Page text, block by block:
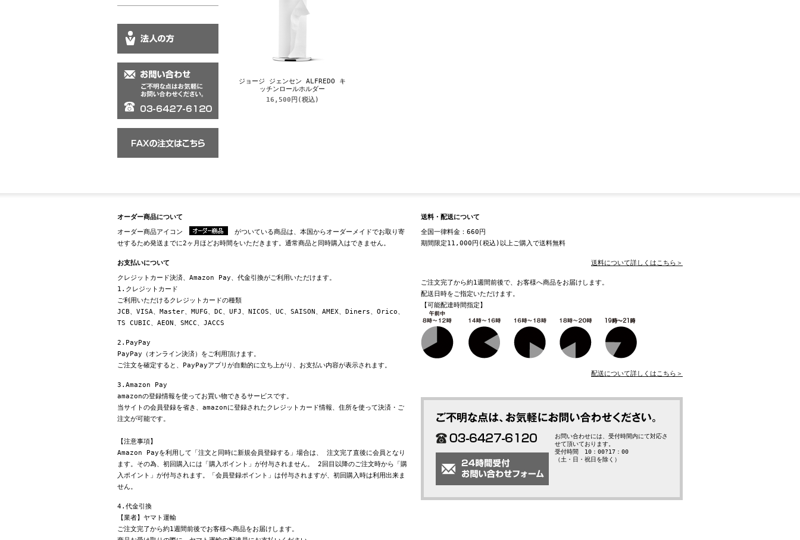
ジョージ ジェンセン ALFREDO キ
ッチンロールホルダー
16,500円 (税込)
オーダー商品について
オーダー商品アイコン
がついている商品は、本国からオーダーメイドでお取り寄
せするため発送までに2ヶ月ほどお時間をいただきます。通常商品と同時購入はできません。
お支払いについて
クレジットカード決済、Amazon Pay、代金引換がご利用いただけます。
1.クレジットカード
ご利用いただけるクレジットカードの種類
JCB、VISA、Master、MUFG、DC、UFJ、NICOS、UC、SAISON、AMEX、Diners、Orico、
TS CUBIC、AEON、SMCC、JACCS
2.PayPay
PayPay（オンライン決済）をご利用頂けます。
ご注文を確定すると、PayPayアプリが自動的に立ち上がり、お支払い内容が表示されます。
3.Amazon Pay
amazonの登録情報を使ってお買い物できるサービスです。
当サイトの会員登録を省き、amazonに登録されたクレジットカード情報、住所を使って決済・ご
注文が可能です。
【注意事項】
Amazon Payを利用して「注文と同時に新規会員登録する」場合は、 注文完了直後に会員となり
ます。その為、初回購入には「購入ポイント」が付与されません。 2回目以降のご注文時から「購
入ポイント」が付与されます。「会員登録ポイント」は付与されますが、初回購入時は利用出来ま
せん。
4.代金引換
【業者】ヤマト運輸
ご注文完了から約1週間前後でお客様へ商品をお届けします。
送料・配送について
全国一律料金：660円
期間限定11,000円(税込)以上ご購入で送料無料
送料について詳しくはこちら＞
ご注文完了から約1週間前後で、お客様へ商品をお届けします。
配送日時をご指定いただけます。
【可能配達時間指定】
配送について詳しくはこちら＞
お問い合わせには、受付時間内にて対応さ
せて頂いております。
受付時間 10：00?17：00
（土・日・祝日を除く）